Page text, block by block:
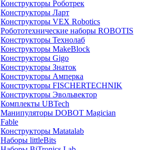
Конструкторы Роботрек
Конструкторы Ларт
Конструкторы VEX Robotics
Робототехнические наборы ROBOTIS
Конструкторы Технолаб
Конструкторы MakeBlock
Конструкторы Gigo
Конструкторы Знаток
Конструкторы Амперка
Конструкторы FISCHERTECHNIK
Конструкторы Эвольвектор
Комплекты UBTech
Манипуляторы DOBOT Magician
Fable
Конструкторы Matatalab
Наборы littleBits